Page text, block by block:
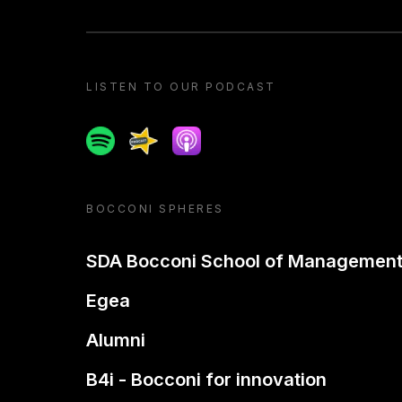
LISTEN TO OUR PODCAST
SpotifySpreakerApple podcast
BOCCONI SPHERES
SDA Bocconi School of Management
Egea
Alumni
B4i - Bocconi for innovation